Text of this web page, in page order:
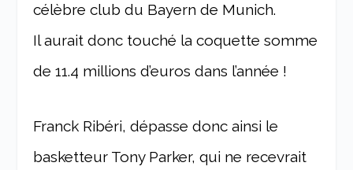
célèbre club du Bayern de Munich.
Il aurait donc touché la coquette somme
de 11.4 millions d’euros dans l’année !
Franck Ribéri, dépasse donc ainsi le
basketteur Tony Parker, qui ne recevrait